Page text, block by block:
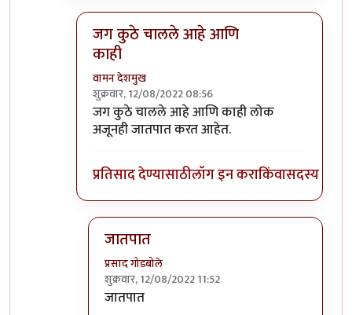
जग कुठे चालले आहे आणि
काही
वामन देशमुख
शुक्रवार, 12/08/2022 08:56
In reply to।byभृशुंडी
जग कुठे चालले आहे आणि काही लोक
अजूनही जातपात करत आहेत.
प्रतिसाद देण्यासाठीलॉग इन कराकिंवासदस्य व्हा
जातपात
प्रसाद गोडबोले
शुक्रवार, 12/08/2022 11:52
In reply to
जातपात